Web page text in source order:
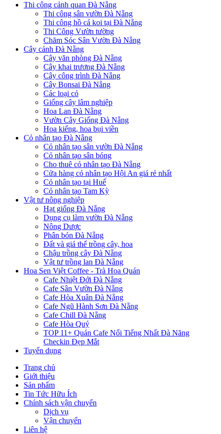
Thi công cảnh quan Đà Nẵng
Thi công sân vườn Đà Nẵng
Thi công hồ cá koi tại Đà Nẵng
Thi Công Vườn tường
Chăm Sóc Sân Vườn Đà Nẵng
Cây cảnh Đà Nẵng
Cây văn phòng Đà Nẵng
Cây khai trương Đà Nẵng
Cây công trình Đà Nẵng
Cây Bonsai Đà Nẵng
Các loại cỏ
Giống cây lâm nghiệp
Hoa Lan Đà Nẵng
Vườn Cây Giống Đà Nẵng
Hoa kiểng, hoa bụi viền
Cỏ nhân tạo Đà Nẵng
Cỏ nhân tạo sân vườn Đà Nẵng
Cỏ nhân tạo sân bóng
Cho thuê cỏ nhân tạo Đà Nẵng
Cửa hàng cỏ nhân tạo Hội An giá rẻ nhất
Cỏ nhân tạo tại Huế
Cỏ nhân tạo Tam Kỳ
Vật tư nông nghiệp
Hạt giống Đà Nẵng
Dụng cụ làm vườn Đà Nẵng
Nông Dược
Phân bón Đà Nẵng
Đất và giá thể trồng cây, hoa
Chậu trồng cây Đà Nẵng
Vật tư trồng lan Đà Nẵng
Hoa Sen Việt Coffee - Trà Hoa Quán
Cafe Nhiệt Đới Đà Nẵng
Cafe Sân Vườn Đà Nẵng
Cafe Hòa Xuân Đà Nẵng
Cafe Ngũ Hành Sơn Đà Nẵng
Cafe Chill Đà Nẵng
Cafe Hòa Quý
TOP 11+ Quán Cafe Nổi Tiếng Nhất Đà Năng
Checkin Đẹp Mắt
Tuyển dụng
Trang chủ
Giới thiệu
Sản phẩm
Tin Tức Hữu Ích
Chính sách vận chuyển
Dịch vụ
Vận chuyển
Liên hệ